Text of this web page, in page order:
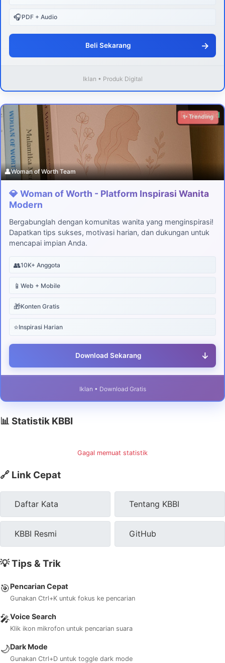
🎧PDF + Audio
Beli Sekarang →
Iklan • Produk Digital
Download
✨ Trending
👤Woman of Worth Team
💎 Woman of Worth - Platform Inspirasi Wanita
Modern
Bergabunglah dengan komunitas wanita yang menginspirasi!
Dapatkan tips sukses, motivasi harian, dan dukungan untuk
mencapai impian Anda.
👥10K+ Anggota
📱 Web + Mobile
🎁Konten Gratis
⭐Inspirasi Harian
Download Sekarang ↓
Iklan • Download Gratis
📊 Statistik KBBI
Gagal memuat statistik
🔗 Link Cepat
Daftar Kata Tentang KBBI
KBBI Resmi GitHub
💡 Tips & Trik
🎯Pencarian Cepat
Gunakan Ctrl+K untuk fokus ke pencarian
🎤Voice Search
Klik ikon mikrofon untuk pencarian suara
🌙Dark Mode
Gunakan Ctrl+D untuk toggle dark mode